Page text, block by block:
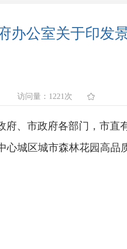
办公室关于印发
访问量： 1221次
府、市政府各部门，市直
心城区城市森林花园高